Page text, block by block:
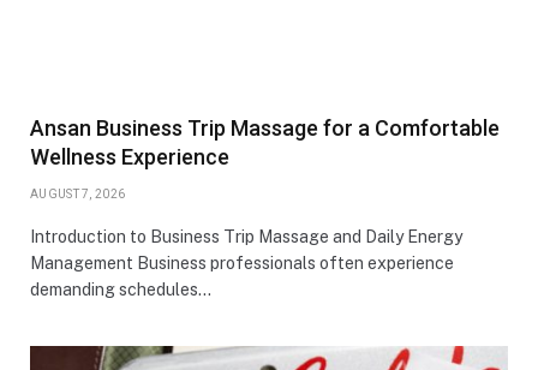
Ansan Business Trip Massage for a Comfortable
Wellness Experience
AUGUST 7, 2026
Introduction to Business Trip Massage and Daily Energy
Management Business professionals often experience
demanding schedules…